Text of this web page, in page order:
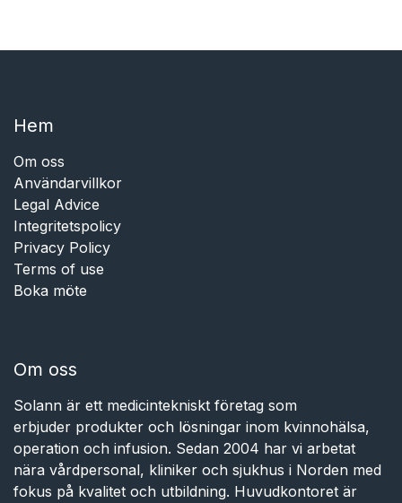
Hem​​
Om oss
Användarvillkor
Legal Advice
Integritetspolicy
Privacy Policy
Terms of use
Boka möte
Om oss
Solann är ett medicintekniskt företag som
erbjuder produkter och lösningar inom kvinnohälsa,
operation och infusion. Sedan 2004 har vi arbetat
nära vårdpersonal, kliniker och sjukhus i Norden med
fokus på kvalitet och utbildning. Huvudkontoret är